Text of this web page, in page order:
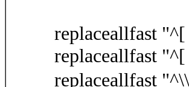
replaceallfast
replaceallfast
replaceallfast